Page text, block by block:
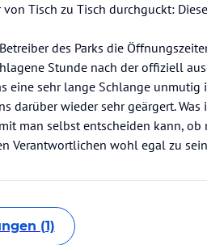
Tisch zu Tisch durchguckt:
des Parks die
Stunde nach der offiziell
eine sehr lange Schlange unmutig
darüber wieder sehr geärgert. Was
man selbst entscheiden kann, ob
Verantwortlichen wohl egal zu
(1)